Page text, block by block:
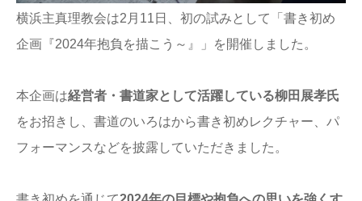
横浜主真理教会は2月11日、初の試みとして「書き初め
企画『2024年抱負を描こう～』」を開催しました。
本企画は経営者・書道家として活躍している柳田展孝氏
をお招きし、書道のいろはから書き初めレクチャー、パ
フォーマンスなどを披露していただきました。